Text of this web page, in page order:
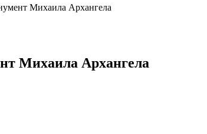
Михаила Архангела
Михаила Архангела